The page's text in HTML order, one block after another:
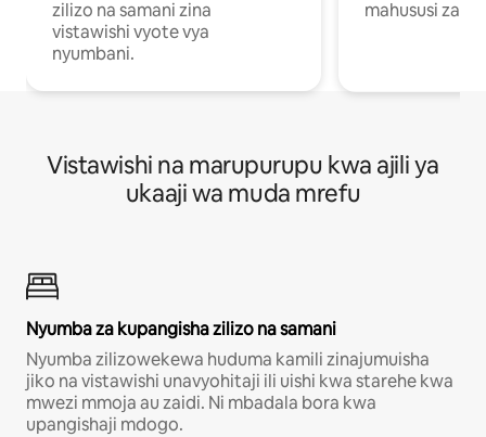
zilizo na samani zina
vistawishi vyote vya
nyumbani.
mahususi za
Vistawishi na marupurupu kwa ajili ya
ukaaji wa muda mrefu
Nyumba za kupangisha zilizo na samani
Nyumba zilizowekewa huduma kamili zinajumuisha
jiko na vistawishi unavyohitaji ili uishi kwa starehe kwa
mwezi mmoja au zaidi. Ni mbadala bora kwa
upangishaji mdogo.